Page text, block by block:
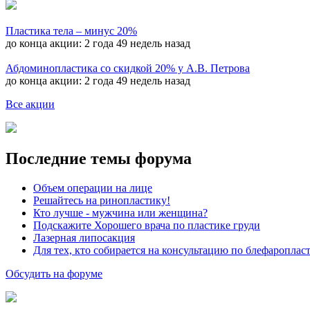
Пластика тела – минус 20%
до конца акции: 2 года 49 недель назад
Абдоминопластика со скидкой 20% у А.В. Петрова
до конца акции: 2 года 49 недель назад
Все акции
Последние темы форума
Объем операции на лице
Решайтесь на ринопластику!
Кто лучше - мужчина или женщина?
Подскажите Хорошего врача по пластике груди
Лазерная липосакция
Для тех, кто собирается на консультацию по
Обсудить на форуме